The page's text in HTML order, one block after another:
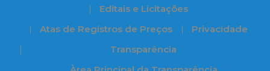
Editais e Licitações
Atas de Registros de Preços
Privacidade
Transparência